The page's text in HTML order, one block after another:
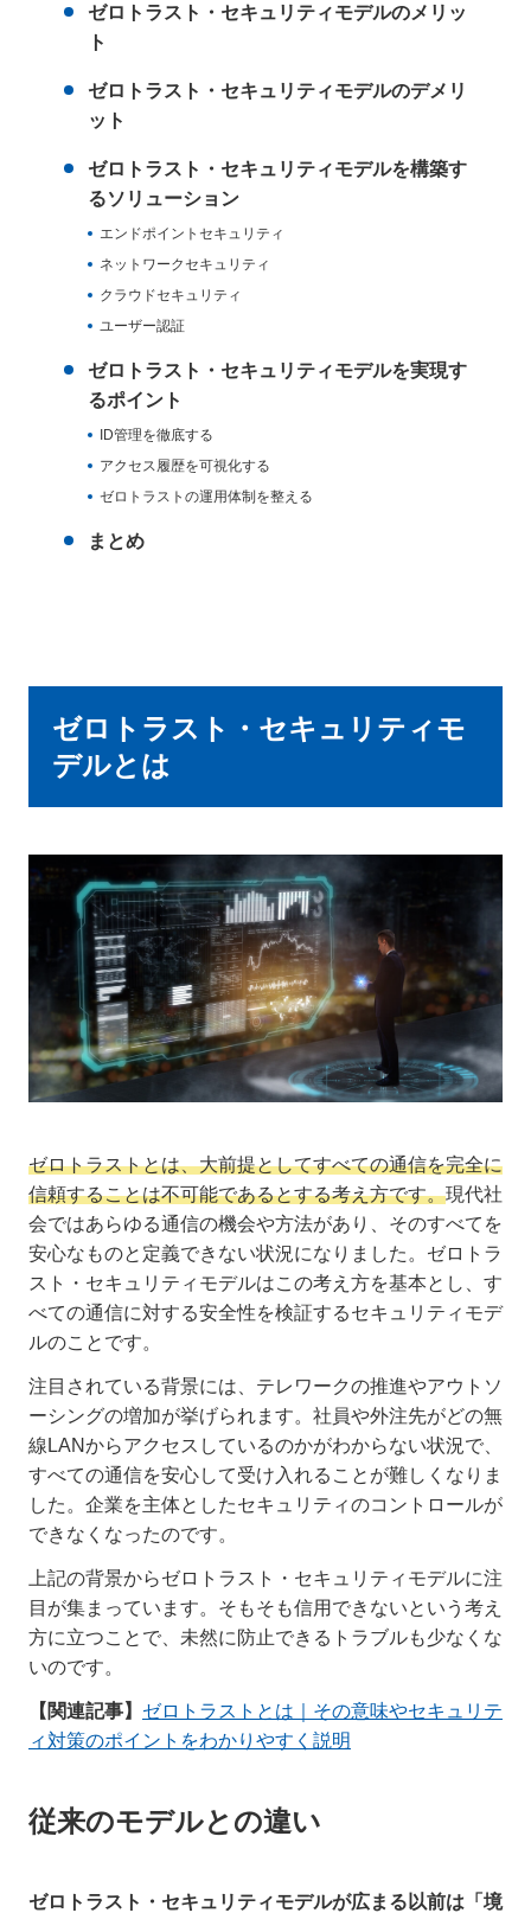
ゼロトラスト・セキュリティモデルのメリッ
ト
ゼロトラスト・セキュリティモデルのデメリ
ット
ゼロトラスト・セキュリティモデルを構築す
るソリューション
エンドポイントセキュリティ
ネットワークセキュリティ
クラウドセキュリティ
ユーザー認証
ゼロトラスト・セキュリティモデルを実現す
るポイント
ID管理を徹底する
アクセス履歴を可視化する
ゼロトラストの運用体制を整える
まとめ
ゼロトラスト・セキュリティモ
デルとは
ゼロトラストとは、大前提としてすべての通信を完全に
信頼することは不可能であるとする考え方です。現代社
会ではあらゆる通信の機会や方法があり、そのすべてを
安心なものと定義できない状況になりました。ゼロトラ
スト・セキュリティモデルはこの考え方を基本とし、す
べての通信に対する安全性を検証するセキュリティモデ
ルのことです。
注目されている背景には、テレワークの推進やアウトソ
ーシングの増加が挙げられます。社員や外注先がどの無
線LANからアクセスしているのかがわからない状況で、
すべての通信を安心して受け入れることが難しくなりま
した。企業を主体としたセキュリティのコントロールが
できなくなったのです。
上記の背景からゼロトラスト・セキュリティモデルに注
目が集まっています。そもそも信用できないという考え
方に立つことで、未然に防止できるトラブルも少なくな
いのです。
【関連記事】 ゼロトラストとは｜その意味やセキュリテ
ィ対策のポイントをわかりやすく説明
従来のモデルとの違い
ゼロトラスト・セキュリティモデルが広まる以前は「境